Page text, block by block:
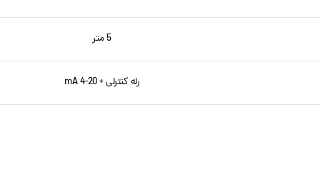
5 متر
رله کنترلی + mA 4-20